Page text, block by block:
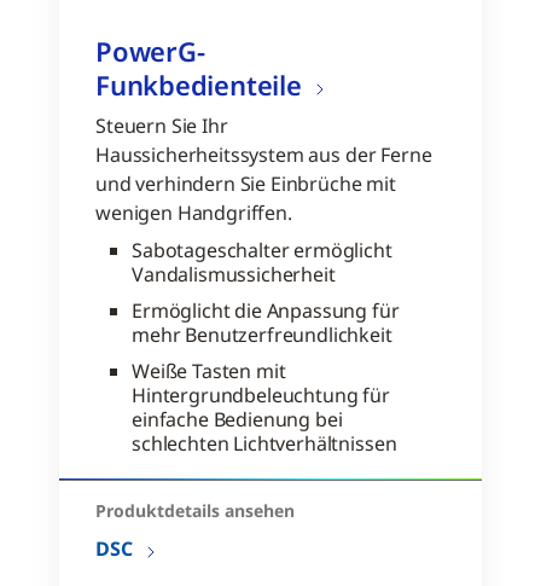
PowerG-
Funkbedienteile
Steuern Sie Ihr
Haussicherheitssystem aus der Ferne
und verhindern Sie Einbrüche mit
wenigen Handgriffen.
Sabotageschalter ermöglicht
Vandalismussicherheit
Ermöglicht die Anpassung für
mehr Benutzerfreundlichkeit
Weiße Tasten mit
Hintergrundbeleuchtung für
einfache Bedienung bei
schlechten Lichtverhältnissen
Produktdetails ansehen
DSC